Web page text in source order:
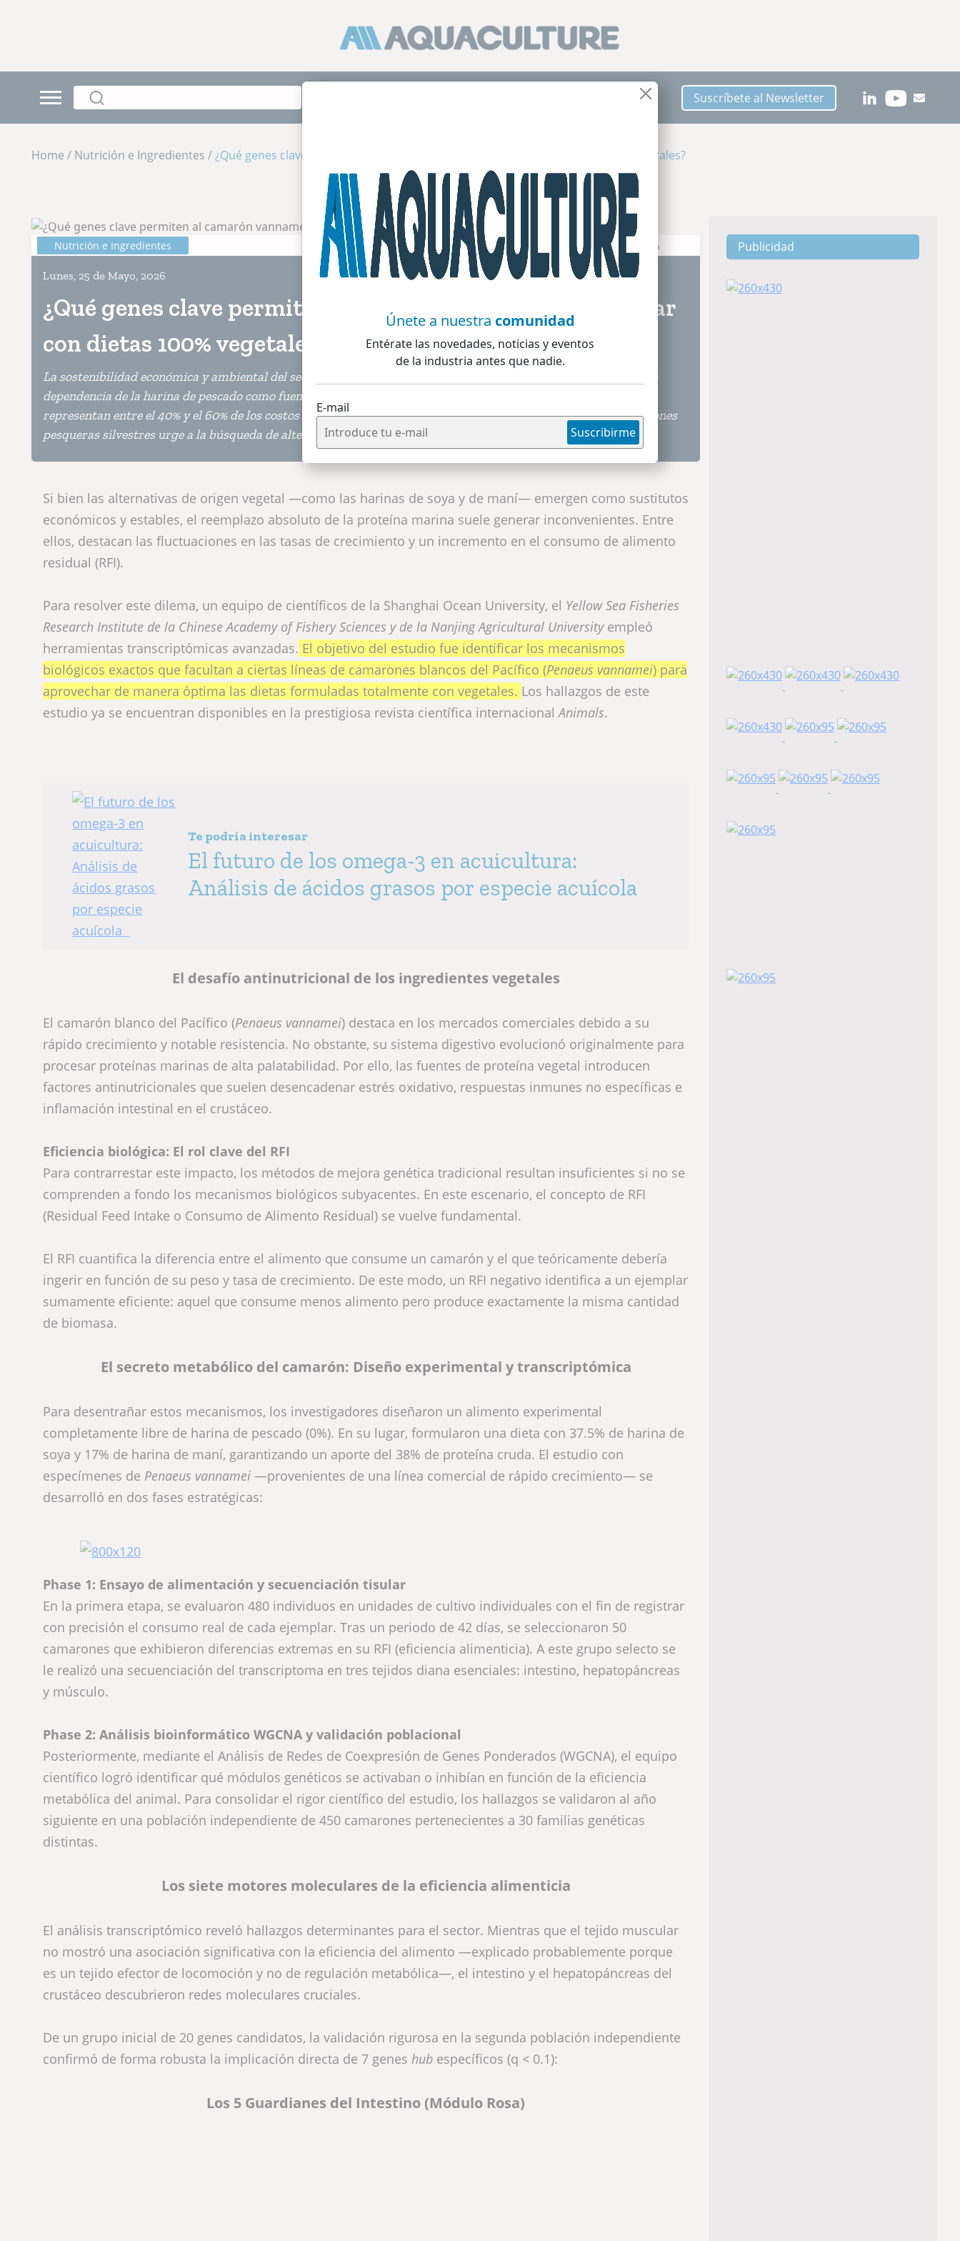
Únete a nuestra comunidad
Entérate las novedades, noticias y eventos
de la industria antes que nadie.
E-mail
Suscribirme
Suscríbete al Newsletter
Home / Nutrición e Ingredientes /¿Qué genes clave permiten al camarón vannamei prosperar con dietas 100% vegetales?
Nutrición e Ingredientes 5 min de lectura
Lunes, 25 de Mayo, 2026
¿Qué genes clave permiten al camarón vannamei prosperar
con dietas 100% vegetales?
La sostenibilidad económica y ambiental del sector camaronero internacional enfrenta un desafío crítico: la alta
dependencia de la harina de pescado como fuente proteica principal. Actualmente, los alimentos balanceados
representan entre el 40% y el 60% de los costos totales de producción, mientras que la presión sobre las poblaciones
pesqueras silvestres urge a la búsqueda de alternativas viables.
Si bien las alternativas de origen vegetal —como las harinas de soya y de maní— emergen como sustitutos
económicos y estables, el reemplazo absoluto de la proteína marina suele generar inconvenientes. Entre
ellos, destacan las fluctuaciones en las tasas de crecimiento y un incremento en el consumo de alimento
residual (RFI).
Para resolver este dilema, un equipo de científicos de la Shanghai Ocean University, el Yellow Sea Fisheries
Research Institute de la Chinese Academy of Fishery Sciences y de la Nanjing Agricultural University empleó
herramientas transcriptómicas avanzadas. El objetivo del estudio fue identificar los mecanismos
biológicos exactos que facultan a ciertas líneas de camarones blancos del Pacífico (Penaeus vannamei) para
aprovechar de manera óptima las dietas formuladas totalmente con vegetales. Los hallazgos de este
estudio ya se encuentran disponibles en la prestigiosa revista científica internacional Animals.
Te podría interesar
El futuro de los omega-3 en acuicultura:
Análisis de ácidos grasos por especie acuícola
El desafío antinutricional de los ingredientes vegetales
El camarón blanco del Pacífico (Penaeus vannamei) destaca en los mercados comerciales debido a su
rápido crecimiento y notable resistencia. No obstante, su sistema digestivo evolucionó originalmente para
procesar proteínas marinas de alta palatabilidad. Por ello, las fuentes de proteína vegetal introducen
factores antinutricionales que suelen desencadenar estrés oxidativo, respuestas inmunes no específicas e
inflamación intestinal en el crustáceo.
Eficiencia biológica: El rol clave del RFI
Para contrarrestar este impacto, los métodos de mejora genética tradicional resultan insuficientes si no se
comprenden a fondo los mecanismos biológicos subyacentes. En este escenario, el concepto de RFI
(Residual Feed Intake o Consumo de Alimento Residual) se vuelve fundamental.
El RFI cuantifica la diferencia entre el alimento que consume un camarón y el que teóricamente debería
ingerir en función de su peso y tasa de crecimiento. De este modo, un RFI negativo identifica a un ejemplar
sumamente eficiente: aquel que consume menos alimento pero produce exactamente la misma cantidad
de biomasa.
El secreto metabólico del camarón: Diseño experimental y transcriptómica
Para desentrañar estos mecanismos, los investigadores diseñaron un alimento experimental
completamente libre de harina de pescado (0%). En su lugar, formularon una dieta con 37.5% de harina de
soya y 17% de harina de maní, garantizando un aporte del 38% de proteína cruda. El estudio con
especímenes de Penaeus vannamei —provenientes de una línea comercial de rápido crecimiento— se
desarrolló en dos fases estratégicas:
Phase 1: Ensayo de alimentación y secuenciación tisular
En la primera etapa, se evaluaron 480 individuos en unidades de cultivo individuales con el fin de registrar
con precisión el consumo real de cada ejemplar. Tras un periodo de 42 días, se seleccionaron 50
camarones que exhibieron diferencias extremas en su RFI (eficiencia alimenticia). A este grupo selecto se
le realizó una secuenciación del transcriptoma en tres tejidos diana esenciales: intestino, hepatopáncreas
y músculo.
Phase 2: Análisis bioinformático WGCNA y validación poblacional
Posteriormente, mediante el Análisis de Redes de Coexpresión de Genes Ponderados (WGCNA), el equipo
científico logró identificar qué módulos genéticos se activaban o inhibían en función de la eficiencia
metabólica del animal. Para consolidar el rigor científico del estudio, los hallazgos se validaron al año
siguiente en una población independiente de 450 camarones pertenecientes a 30 familias genéticas
distintas.
Los siete motores moleculares de la eficiencia alimenticia
El análisis transcriptómico reveló hallazgos determinantes para el sector. Mientras que el tejido muscular
no mostró una asociación significativa con la eficiencia del alimento —explicado probablemente porque
es un tejido efector de locomoción y no de regulación metabólica—, el intestino y el hepatopáncreas del
crustáceo descubrieron redes moleculares cruciales.
De un grupo inicial de 20 genes candidatos, la validación rigurosa en la segunda población independiente
confirmó de forma robusta la implicación directa de 7 genes hub específicos (q < 0.1):
Los 5 Guardianes del Intestino (Módulo Rosa)
Publicidad